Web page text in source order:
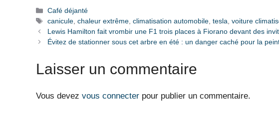
Catégories
Café déjanté
Étiquettes
canicule,chaleur extrême,climatisation automobile,tesla,voiture
Lewis Hamilton fait vrombir une F1 trois places à Fiorano devant des
Évitez de stationner sous cet arbre en été : un danger caché pour la
Laisser un commentaire
Vous devez vous connecter pour publier un commentaire.